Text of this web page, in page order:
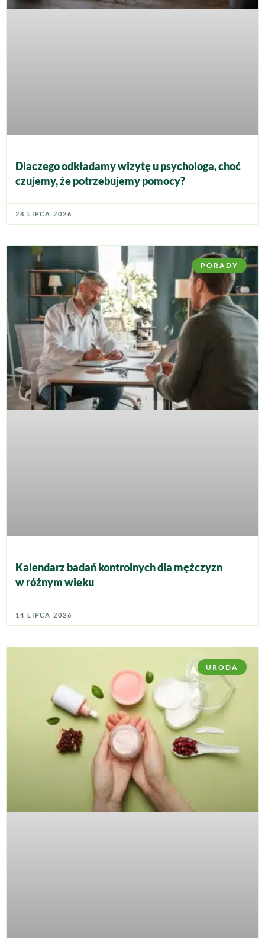
Dlaczego odkładamy wizytę u psychologa, choć
czujemy, że potrzebujemy pomocy?
28 LIPCA 2026
PORADY
Kalendarz badań kontrolnych dla mężczyzn
w różnym wieku
14 LIPCA 2026
URODA